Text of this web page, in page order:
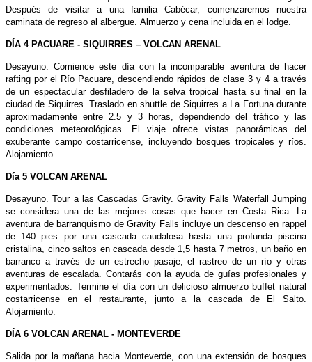
Después de visitar a una familia Cabécar, comenzaremos nuestra
caminata de regreso al albergue. Almuerzo y cena incluida en el lodge.
DÍA 4 PACUARE - SIQUIRRES – VOLCAN ARENAL
Desayuno. Comience este día con la incomparable aventura de hacer
rafting por el Río Pacuare, descendiendo rápidos de clase 3 y 4 a través
de un espectacular desfiladero de la selva tropical hasta su final en la
ciudad de Siquirres. Traslado en shuttle de Siquirres a La Fortuna durante
aproximadamente entre 2.5 y 3 horas, dependiendo del tráfico y las
condiciones meteorológicas. El viaje ofrece vistas panorámicas del
exuberante campo costarricense, incluyendo bosques tropicales y ríos.
Alojamiento.
Día 5 VOLCAN ARENAL
Desayuno. Tour a las Cascadas Gravity. Gravity Falls Waterfall Jumping
se considera una de las mejores cosas que hacer en Costa Rica. La
aventura de barranquismo de Gravity Falls incluye un descenso en rappel
de 140 pies por una cascada caudalosa hasta una profunda piscina
cristalina, cinco saltos en cascada desde 1,5 hasta 7 metros, un baño en
barranco a través de un estrecho pasaje, el rastreo de un río y otras
aventuras de escalada. Contarás con la ayuda de guías profesionales y
experimentados. Termine el día con un delicioso almuerzo buffet natural
costarricense en el restaurante, junto a la cascada de El Salto.
Alojamiento.
DÍA 6 VOLCAN ARENAL - MONTEVERDE
Salida por la mañana hacia Monteverde, con una extensión de bosques